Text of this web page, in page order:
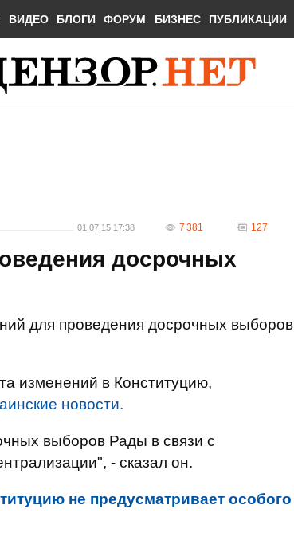
ВИДЕО БЛОГИ ФОРУМ БИЗНЕС ПУБЛИКАЦИИ
01.07.15 17:38 7 381 127
досрочных
для проведения досрочных выборов
изменений в Конституцию,
новости.
выборов Рады в связи с
- сказал он.
не предусматривает особого